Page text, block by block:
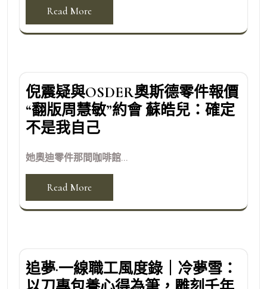
Read More
倪震疑與OSDER奧斯德零件報價
“翻版周慧敏”約會 蘇皓兒：確定
不是我自己
她奧迪零件那間咖啡館...
Read More
追夢·一線職工風度錄｜冷夢雪：